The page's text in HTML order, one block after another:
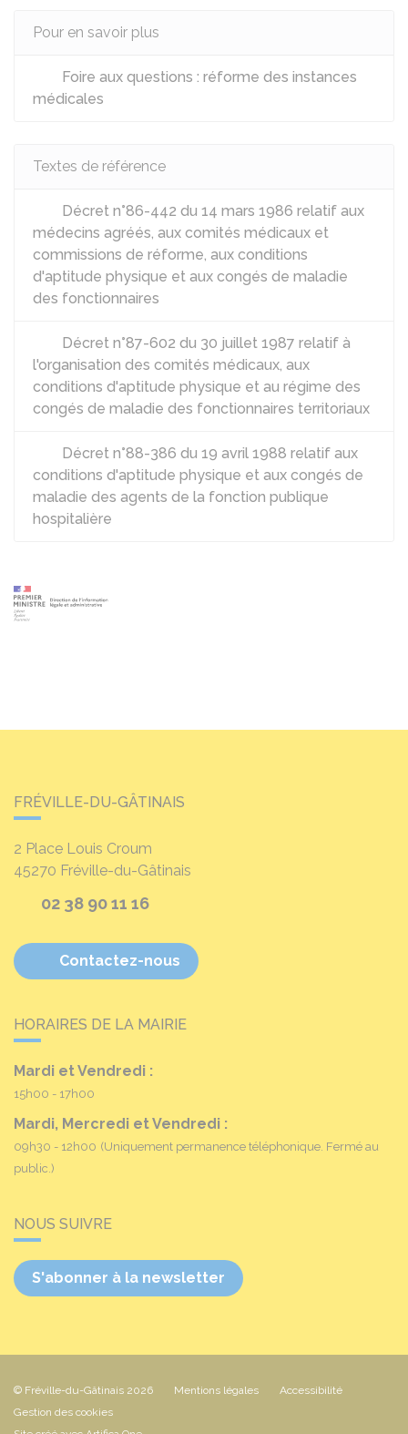
Pour en savoir plus
Foire aux questions : réforme des instances
médicales
Textes de référence
Décret n°86-442 du 14 mars 1986 relatif aux
médecins agréés, aux comités médicaux et
commissions de réforme, aux conditions
d'aptitude physique et aux congés de maladie
des fonctionnaires
Décret n°87-602 du 30 juillet 1987 relatif à
l'organisation des comités médicaux, aux
conditions d'aptitude physique et au régime des
congés de maladie des fonctionnaires territoriaux
Décret n°88-386 du 19 avril 1988 relatif aux
conditions d'aptitude physique et aux congés de
maladie des agents de la fonction publique
hospitalière
FRÉVILLE-DU-GÂTINAIS
2 Place Louis Croum
45270 Fréville-du-Gâtinais
02 38 90 11 16
Contactez-nous
HORAIRES DE LA MAIRIE
Mardi et Vendredi :
15h00 - 17h00
Mardi, Mercredi et Vendredi :
09h30 - 12h00 (Uniquement permanence téléphonique. Fermé au
public.)
NOUS SUIVRE
S'abonner à la newsletter
© Fréville-du-Gâtinais 2026 Mentions légales
Accessibilité
Gestion des cookies